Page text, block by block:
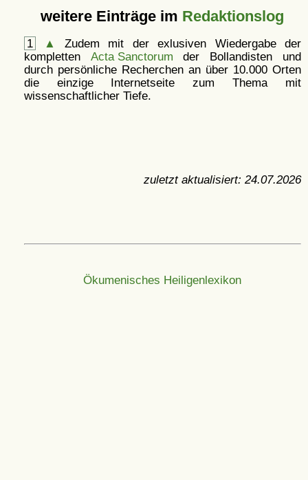
weitere Einträge im Redaktionslog
1 ▲
Zudem mit der exlusiven Wiedergabe der
kompletten Acta Sanctorum der Bollandisten und
durch persönliche Recherchen an über 10.000 Orten
die einzige Internetseite zum Thema mit
wissenschaftlicher Tiefe.
zuletzt aktualisiert: 24.07.2026
Ökumenisches Heiligenlexikon